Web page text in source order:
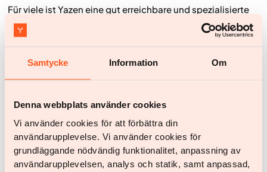
Samtycke Information Om
Denna webbplats använder cookies
Vi använder cookies för att förbättra din
användarupplevelse. Vi använder cookies för
grundläggande nödvändig funktionalitet, anpassning av
användarupplevelsen, analys och statik, samt anpassad,
Für viele ist Yazen eine gut erreichbare und spezialisierte
Ergänzung oder Alternative zur klassischen Versorgung,
mit dem Vorteil von Kontinuität und langfristiger
Begleitung bei der Gewichtsbehandlung.
Zusammenfassung
Übergewicht und Adipositas sind komplexe
Erkrankungen, bei denen biologische Faktoren, Lebensstil
und Stress zusammenspielen. Manche Menschen erzielen
mit Ernährungsumstellung und Bewegung gute
Ergebnisse, bei anderen bleibt der Erfolg trotz mehrfacher
Versuche aus. Wichtig ist: Adipositas ist eine chronische